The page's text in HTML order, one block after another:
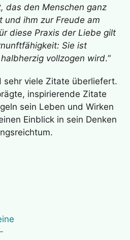
das den Menschen ganz
und ihm zur Freude am
diese Praxis der Liebe gilt
Sie ist
vollzogen wird.“
sehr viele Zitate überliefert.
inspirierende Zitate
sein Leben und Wirken
Einblick in sein Denken